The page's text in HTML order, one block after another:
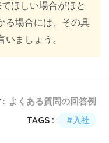
ほしい場合がほと
る場合には、その具
ましょう。
: よくある質問の回答例
TAGS :
入社